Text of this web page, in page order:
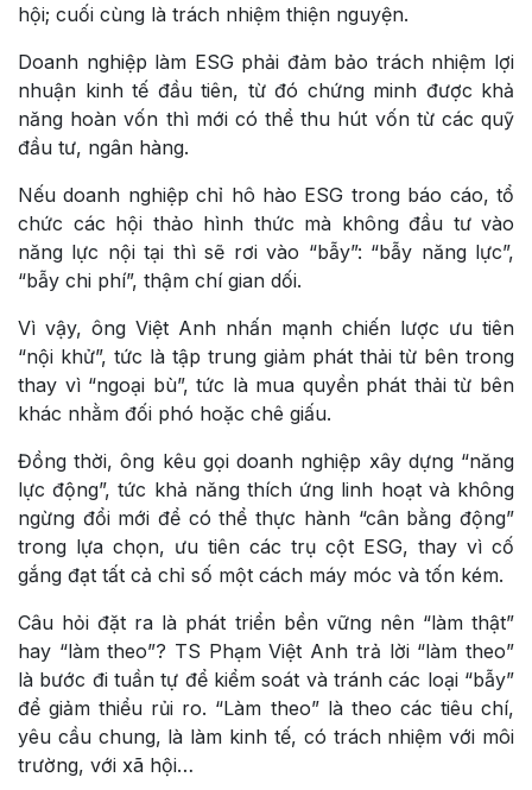
hội; cuối cùng là trách nhiệm thiện nguyện.
Doanh nghiệp làm ESG phải đảm bảo trách nhiệm lợi
nhuận kinh tế đầu tiên, từ đó chứng minh được khả
năng hoàn vốn thì mới có thể thu hút vốn từ các quỹ
đầu tư, ngân hàng.
Nếu doanh nghiệp chỉ hô hào ESG trong báo cáo, tổ
chức các hội thảo hình thức mà không đầu tư vào
năng lực nội tại thì sẽ rơi vào “bẫy”: “bẫy năng lực”,
“bẫy chi phí”, thậm chí gian dối.
Vì vậy, ông Việt Anh nhấn mạnh chiến lược ưu tiên
“nội khử”, tức là tập trung giảm phát thải từ bên trong
thay vì “ngoại bù”, tức là mua quyền phát thải từ bên
khác nhằm đối phó hoặc chê giấu.
Đồng thời, ông kêu gọi doanh nghiệp xây dựng “năng
lực động”, tức khả năng thích ứng linh hoạt và không
ngừng đổi mới để có thể thực hành “cân bằng động”
trong lựa chọn, ưu tiên các trụ cột ESG, thay vì cố
gắng đạt tất cả chỉ số một cách máy móc và tốn kém.
Câu hỏi đặt ra là phát triển bền vững nên “làm thật”
hay “làm theo”? TS Phạm Việt Anh trả lời “làm theo”
là bước đi tuần tự để kiểm soát và tránh các loại “bẫy”
để giảm thiểu rủi ro. “Làm theo” là theo các tiêu chí,
yêu cầu chung, là làm kinh tế, có trách nhiệm với môi
trường, với xã hội…